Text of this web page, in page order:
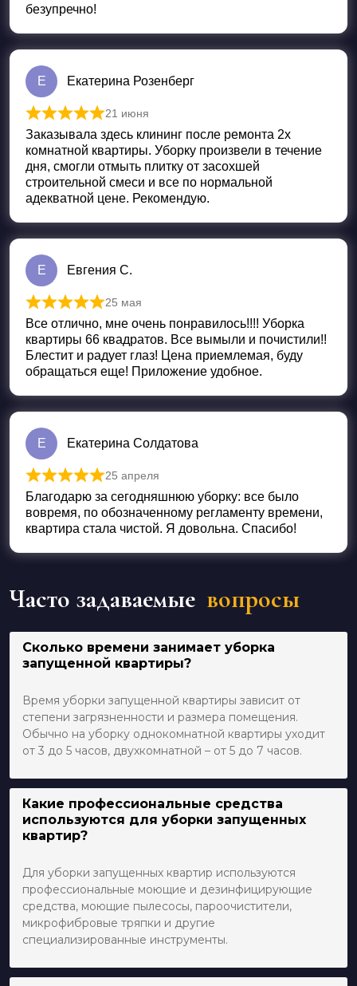
безупречно!
Е Екатерина Розенберг
Оценка
21 июня
Заказывала здесь клининг после ремонта 2х
комнатной квартиры. Уборку произвели в течение
дня, смогли отмыть плитку от засохшей
строительной смеси и все по нормальной
адекватной цене. Рекомендую.
Е Евгения С.
Оценка
25 мая
Все отлично, мне очень понравилось!!!! Уборка
квартиры 66 квадратов. Все вымыли и почистили!!
Блестит и радует глаз! Цена приемлемая, буду
обращаться еще! Приложение удобное.
Е Екатерина Солдатова
Оценка из 5
25 апреля
Благодарю за сегодняшнюю уборку: все было
вовремя, по обозначенному регламенту времени,
квартира стала чистой. Я довольна. Спасибо!
Часто задаваемые вопросы
Сколько времени занимает уборка
запущенной квартиры?
Время уборки запущенной квартиры зависит от
степени загрязненности и размера помещения.
Обычно на уборку однокомнатной квартиры уходит
от 3 до 5 часов, двухкомнатной – от 5 до 7 часов.
Какие профессиональные средства
используются для уборки запущенных
квартир?
Для уборки запущенных квартир используются
профессиональные моющие и дезинфицирующие
средства, моющие пылесосы, пароочистители,
микрофибровые тряпки и другие
специализированные инструменты.